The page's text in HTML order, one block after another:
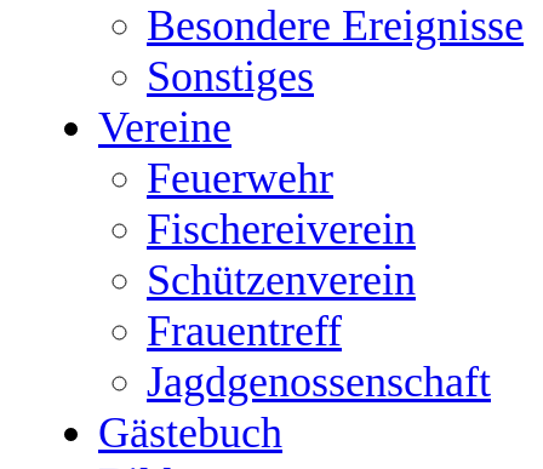
Besondere Ereignisse
Sonstiges
Vereine
Feuerwehr
Fischereiverein
Schützenverein
Frauentreff
Jagdgenossenschaft
Gästebuch